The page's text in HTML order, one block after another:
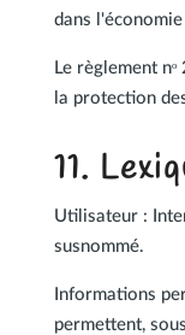
dans
Le règlement
la protection
11.
Utilisateur :
susnommé.
Informations
permettent,